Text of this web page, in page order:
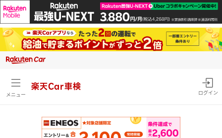
メニュー
楽天Car車検
ログイン